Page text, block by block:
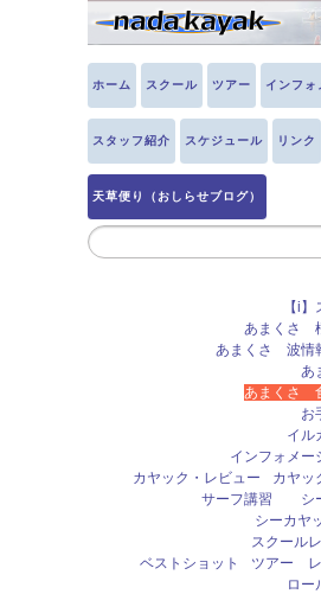
ホーム スクール ツアー インフォ
スタッフ紹介 スケジュール リンク
天草便り（おしらせブログ）
【i
あまくさ
あまくさ 波
あ
あまくさ
お
イル
インフォメー
カヤ
カヤック・レビュー
サーフ講習 シ
シーカヤ
スクール
ツアー
ベストショット
ロ